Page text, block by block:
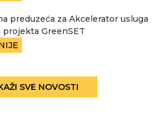
preduzeća za Akcelerator usluga
projekta GreenSET
SVE NOVOSTI